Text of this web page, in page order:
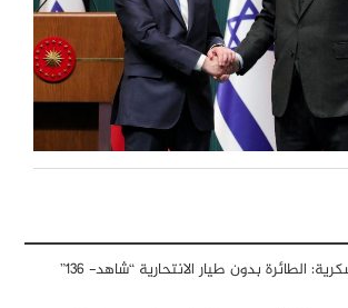
الطائرة بدون طيار الانتحارية “شاهد- 136”